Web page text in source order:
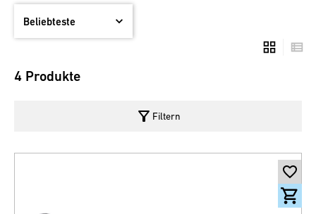
4 Produkte
filter_alt Filtern